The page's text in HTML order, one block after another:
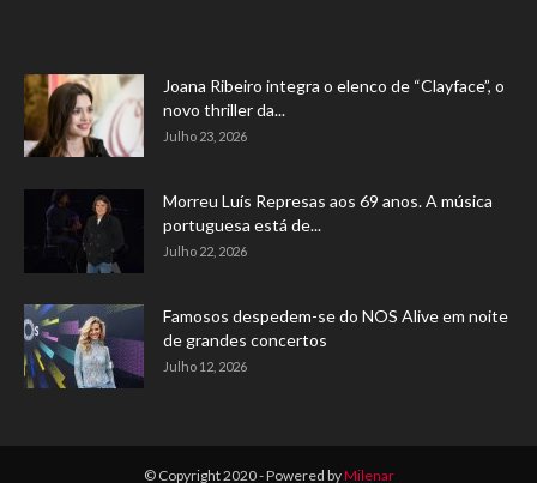
Joana Ribeiro integra o elenco de “Clayface”, o
novo thriller da...
Julho 23, 2026
Morreu Luís Represas aos 69 anos. A música
portuguesa está de...
Julho 22, 2026
Famosos despedem-se do NOS Alive em noite
de grandes concertos
Julho 12, 2026
© Copyright 2020 - Powered byMilenar